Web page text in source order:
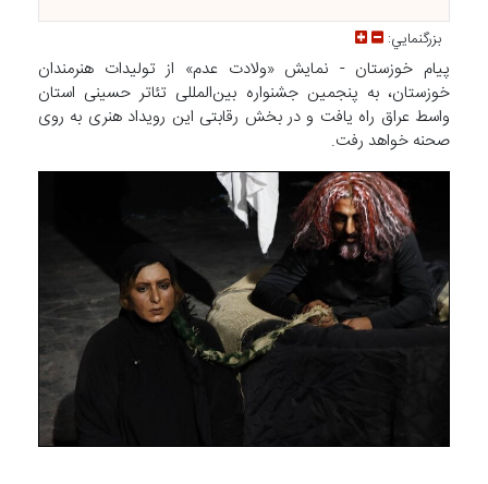
بزرگنمايي:
پیام خوزستان - نمایش «ولادت عدم» از تولیدات هنرمندان
خوزستان، به پنجمین جشنواره بین‌المللی تئاتر حسینی استان
واسط عراق راه یافت و در بخش رقابتی این رویداد هنری به روی
صحنه خواهد رفت.